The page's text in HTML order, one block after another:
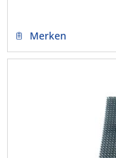
Merken